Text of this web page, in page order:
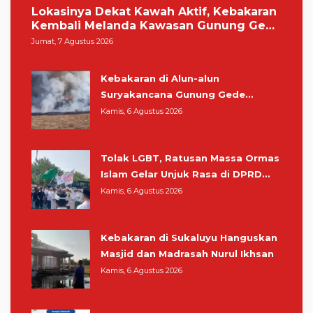
Lokasinya Dekat Kawah Aktif, Kebakaran
Kembali Melanda Kawasan Gunung Gede
Pangrango
Jumat, 7 Agustus 2026
Kebakaran di Alun-alun
Suryakancana Gunung Gede
Pangrango, Relawan dan Warga
Kamis, 6 Agustus 2026
Tolak LGBT, Ratusan Massa Ormas
Islam Gelar Unjuk Rasa di DPRD
Cianjur
Kamis, 6 Agustus 2026
Kebakaran di Sukaluyu Hanguskan
Masjid dan Madrasah Nurul Ikhsan
Kamis, 6 Agustus 2026